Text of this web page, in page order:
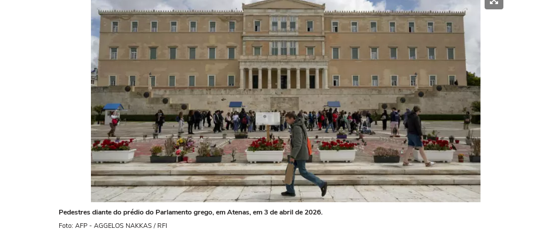
Pedestres diante do prédio do Parlamento grego, em Atenas, em 3 de abril de 2026.
Foto: AFP - AGGELOS NAKKAS / RFI